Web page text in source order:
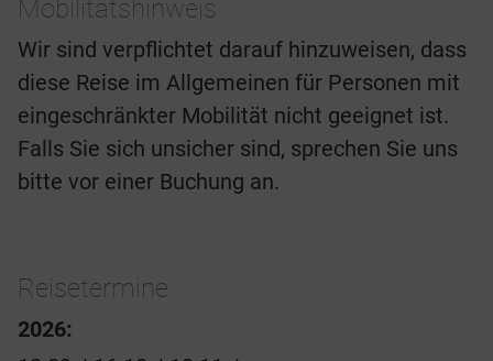
Mobilitätshinweis
Wir sind verpflichtet darauf hinzuweisen, dass
diese Reise im Allgemeinen für Personen mit
eingeschränkter Mobilität nicht geeignet ist.
Falls Sie sich unsicher sind, sprechen Sie uns
bitte vor einer Buchung an.
Reisetermine
2026: